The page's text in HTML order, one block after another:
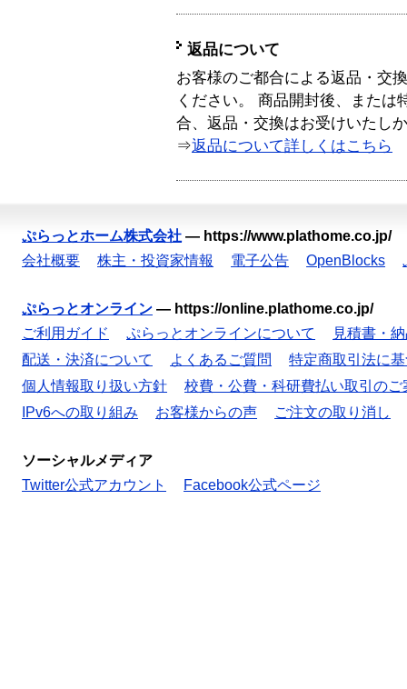
返品について
お客様のご都合による返品・交
ください。 商品開封後、または
合、返品・交換はお受けいたし
⇒返品について詳しくはこちら
ぷらっとホーム株式会社 — https://www.plathome.co.jp/
会社概要
株主・投資家情報 電子公告 OpenBlocks
ぷらっとオンライン — https://online.plathome.co.jp/
ご利用ガイド
ぷらっとオンラインについて
見積書・
配送・決済について
よくあるご質問
特定商取引法に
個人情報取り扱い方針
校費・公費・科研費払い取引のご
IPv6への取り組み
お客様からの声 ご注文の取り消し
ソーシャルメディア
Twitter公式アカウント
Facebook公式ページ